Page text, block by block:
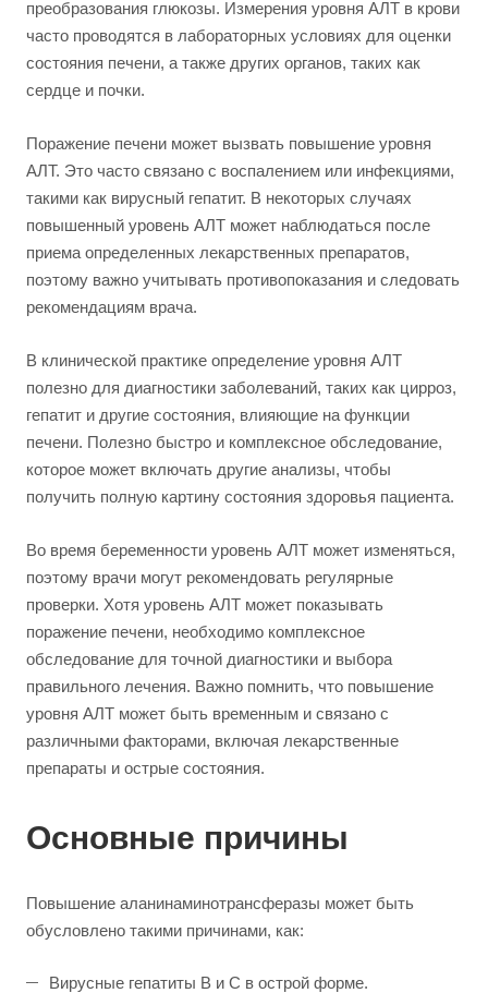
преобразования глюкозы. Измерения уровня АЛТ в крови
часто проводятся в лабораторных условиях для оценки
состояния печени, а также других органов, таких как
сердце и почки.
Поражение печени может вызвать повышение уровня
АЛТ. Это часто связано с воспалением или инфекциями,
такими как вирусный гепатит. В некоторых случаях
повышенный уровень АЛТ может наблюдаться после
приема определенных лекарственных препаратов,
поэтому важно учитывать противопоказания и следовать
рекомендациям врача.
В клинической практике определение уровня АЛТ
полезно для диагностики заболеваний, таких как цирроз,
гепатит и другие состояния, влияющие на функции
печени. Полезно быстро и комплексное обследование,
которое может включать другие анализы, чтобы
получить полную картину состояния здоровья пациента.
Во время беременности уровень АЛТ может изменяться,
поэтому врачи могут рекомендовать регулярные
проверки. Хотя уровень АЛТ может показывать
поражение печени, необходимо комплексное
обследование для точной диагностики и выбора
правильного лечения. Важно помнить, что повышение
уровня АЛТ может быть временным и связано с
различными факторами, включая лекарственные
препараты и острые состояния.
Основные причины
Повышение аланинаминотрансферазы может быть
обусловлено такими причинами, как:
Вирусные гепатиты В и С в острой форме.